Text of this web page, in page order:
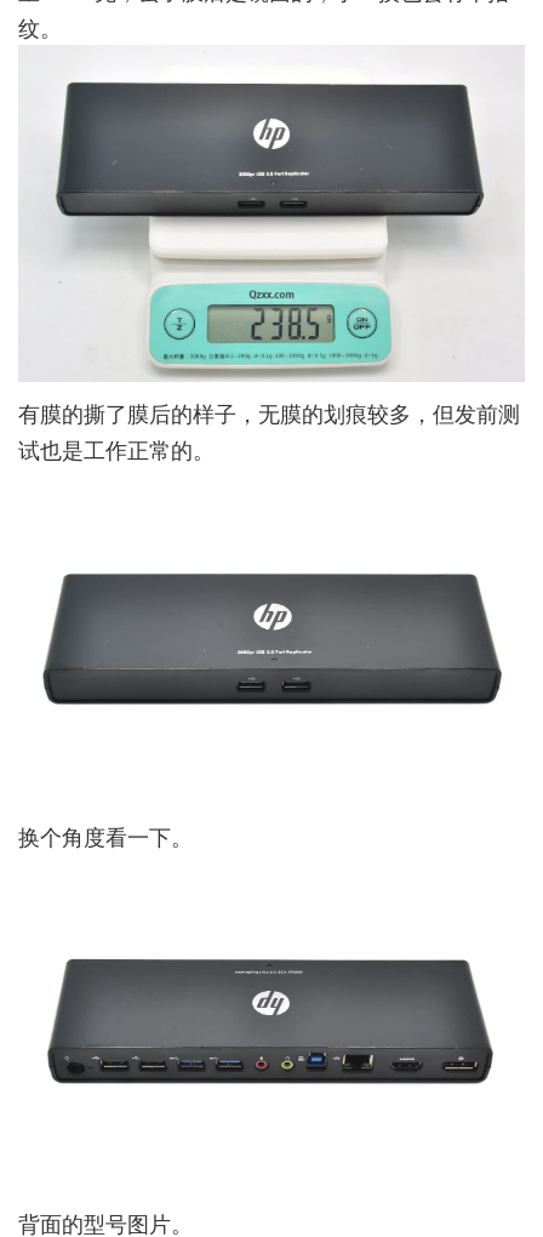
纹。
有膜的撕了膜后的样子，无膜的划痕较多，但发前测
试也是工作正常的。
换个角度看一下。
背面的型号图片。